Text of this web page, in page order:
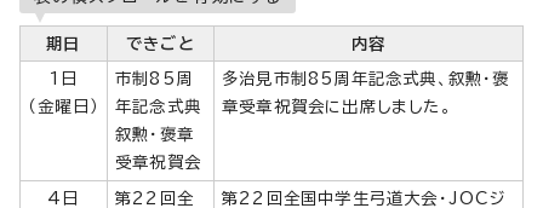
期日 できごと 内容
1日
（金曜日）
市制85周
年記念式典
叙勲・褒章
受章祝賀会
多治見市制85周年記念式典、叙勲・褒
章受章祝賀会に出席しました。
4日
第22回全
第22回全国中学生弓道大会・JOCジ